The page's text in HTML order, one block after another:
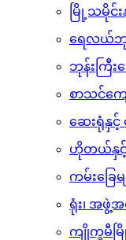
မြို့သမိုင်
ရေလယ်ဘု
ဘုန်းကြီးက
စာသင်ကျေ
ဆေးရုံနှင့်
ဟိုတယ်နှင့်
ကမ်းခြေမ
ရုံး၊ အဖွဲ့အ
ကျိုက္ခမီမ